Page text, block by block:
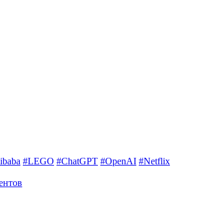
#LEGO #ChatGPT #OpenAI #Netflix